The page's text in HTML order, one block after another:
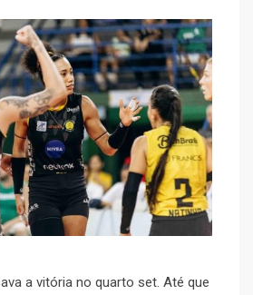
a vitória no quarto set. Até que